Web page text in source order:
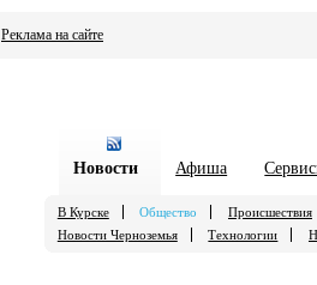
Реклама на сайте
Новости Афиша
В Курске Общество Происшествия
Новости Черноземья
Технологии